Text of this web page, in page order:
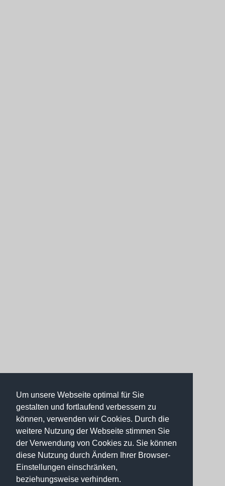
Um unsere Webseite optimal für Sie
gestalten und fortlaufend verbessern zu
können, verwenden wir Cookies. Durch die
weitere Nutzung der Webseite stimmen Sie
der Verwendung von Cookies zu. Sie können
diese Nutzung durch Ändern Ihrer Browser-
Einstellungen einschränken,
beziehungsweise verhindern.